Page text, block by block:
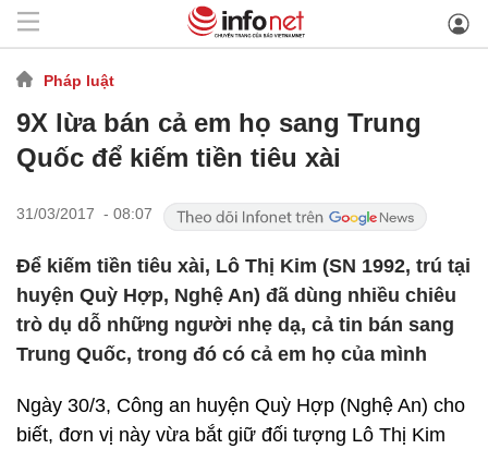
Pháp luật
9X lừa bán cả em họ sang Trung
Quốc để kiếm tiền tiêu xài
31/03/2017 - 08:07
Để kiếm tiền tiêu xài, Lô Thị Kim (SN 1992, trú tại
huyện Quỳ Hợp, Nghệ An) đã dùng nhiều chiêu
trò dụ dỗ những người nhẹ dạ, cả tin bán sang
Trung Quốc, trong đó có cả em họ của mình
Ngày 30/3, Công an huyện Quỳ Hợp (Nghệ An) cho
biết, đơn vị này vừa bắt giữ đối tượng Lô Thị Kim